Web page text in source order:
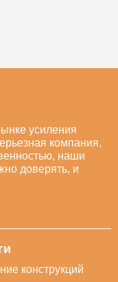
усиления
компания,
наши
доверять, и
конструкций